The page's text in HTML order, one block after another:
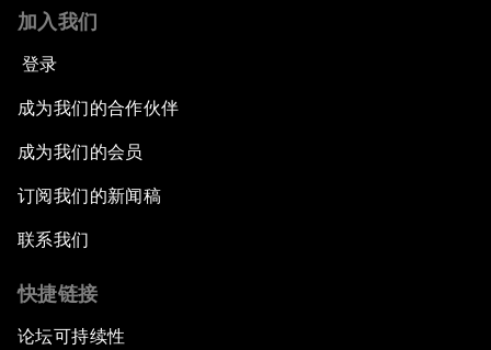
加入我们
登录
成为我们的合作伙伴
成为我们的会员
订阅我们的新闻稿
联系我们
快捷链接
论坛可持续性